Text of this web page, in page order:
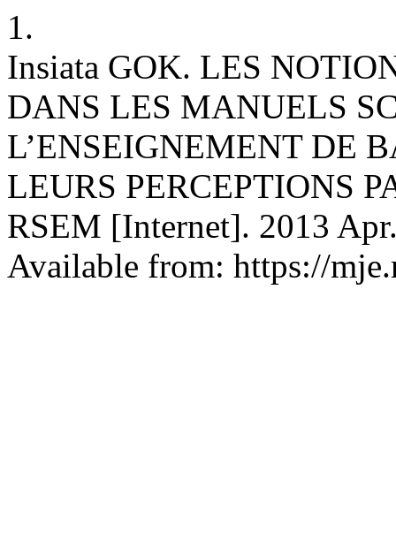
1.
Insiata GOK. LES
DANS LES MANUELS
L’ENSEIGNEMENT DE
LEURS PERCEPTIONS
RSEM [Internet]. 2013
Available from: https://